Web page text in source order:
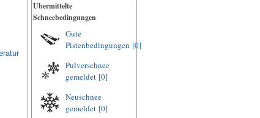
Ubermittelte
Schneebedingungen
Gute
Pistenbedingungen [0]
Pulverschnee
gemeldet [0]
Neuschnee
gemeldet [0]